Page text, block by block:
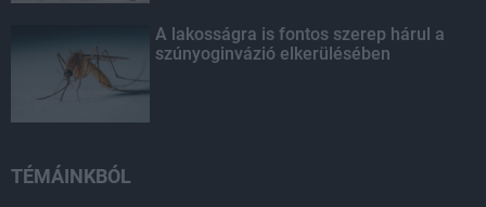
A lakosságra is fontos szerep hárul a
szúnyoginvázió elkerülésében
TÉMÁINKBÓL